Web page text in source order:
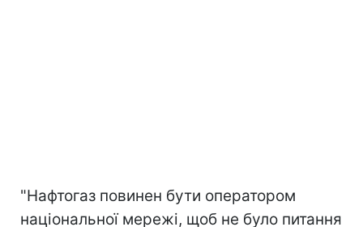
"Нафтогаз повинен бути оператором
національної мережі, щоб не було питання